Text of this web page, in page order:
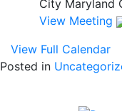
City Maryland
View Meeting
View Full Calendar
Posted in